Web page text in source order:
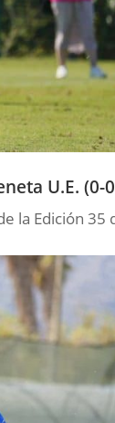
U.E. (0-
la Edición 35